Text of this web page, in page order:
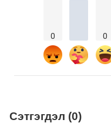
0 0
Сэтгэгдэл (0)